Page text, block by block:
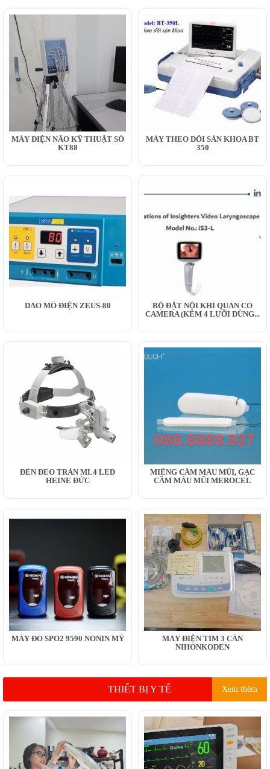
MÁY ĐIỆN NÃO KỸ THUẬT SỐ
KT88
MÁY THEO DÕI SẢN KHOA BT
350
DAO MỔ ĐIỆN ZEUS-80
BỘ ĐẶT NỘI KHÍ QUẢN CÓ
CAMERA (KÈM 4 LƯỠI DÙNG...
ĐÈN ĐEO TRÁN ML4 LED
HEINE ĐỨC
MIẾNG CẦM MÁU MŨI, GẠC
CẦM MÁU MŨI MEROCEL
MÁY ĐO SPO2 9590 NONIN MỸ
MÁY ĐIỆN TIM 3 CẦN
NIHONKODEN
THIẾT BỊ Y TẾ Xem thêm